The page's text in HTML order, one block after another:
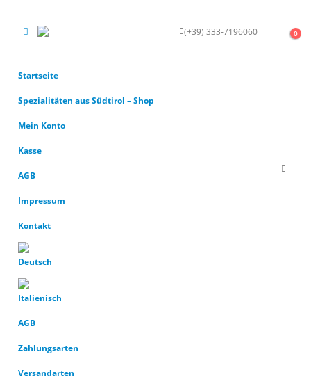
(+39) 333-7196060 KONTAKT0
Startseite
Spezialitäten aus Südtirol – Shop
Mein Konto
Kasse
AGB
Impressum
Kontakt
AGB
Zahlungsarten
Versandarten